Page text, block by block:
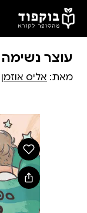
דלג לתוכן הראשי
עוצר נשימה 2
מאת: אליס אוזמן